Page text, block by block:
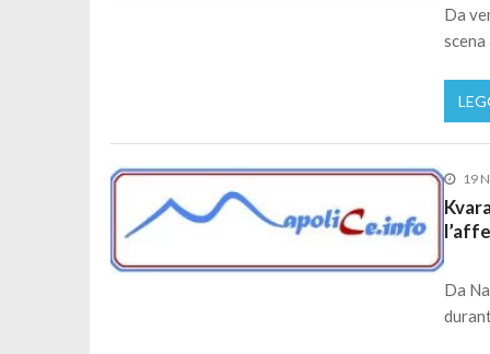
Da
19
Da